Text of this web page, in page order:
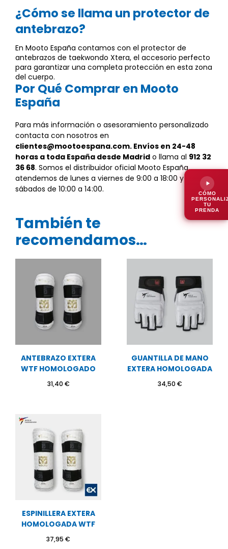
¿Cómo se llama un protector de
antebrazo?
En Mooto España contamos con el protector de
antebrazos de taekwondo Xtera, el accesorio perfecto
para garantizar una completa protección en esta zona
del cuerpo.
Por Qué Comprar en Mooto
España
Para más información o asesoramiento personalizado
contacta con nosotros en
clientes@mootoespana.com. Envíos en 24-48
horas a toda España desde Madrid o llama al 912 32
36 68. Somos el distribuidor oficial Mooto España,
atendemos de lunes a viernes de 9:00 a 18:00 y
sábados de 10:00 a 14:00.
También te
recomendamos…
ANTEBRAZO EXTERA
WTF HOMOLOGADO
31,40 €
GUANTILLA DE MANO
EXTERA HOMOLOGADA
34,50 €
ESPINILLERA EXTERA
HOMOLOGADA WTF
37,95 €
CÓMO
TU
PRENDA